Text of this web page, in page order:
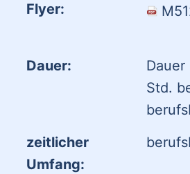
Flyer:
Dauer:
Std.
zeitlicher
Umfang: